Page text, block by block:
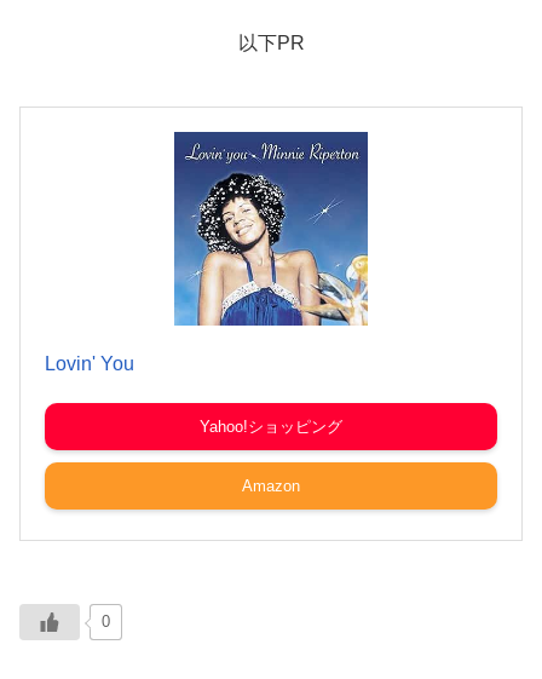
以下PR
Lovin' You
Yahoo!ショッピング
Amazon
0